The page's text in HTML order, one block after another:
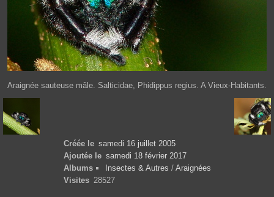
Araignée sauteuse mâle. Salticidae, Phidippus regius. A Vieux-Habitants.
Créée le samedi 16 juillet 2005
Ajoutée le samedi 18 février 2017
Albums
Insectes & Autres / Araignées
Visites 28527